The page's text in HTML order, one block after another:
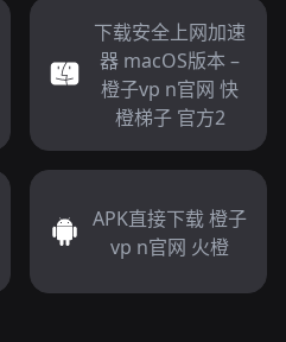
下载安全上网加速
器 macOS版本 –
橙子vp n官网 快
橙梯子 官方2
APK直接下载 橙子
vp n官网 火橙